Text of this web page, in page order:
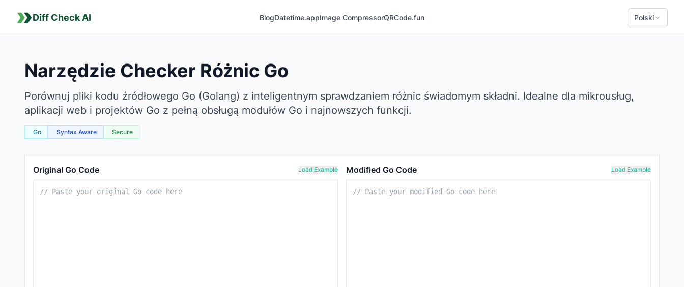
Diff Check AI BlogDatetime.appImage CompressorQRCode.fun Polski
Narzędzie Checker Różnic Go
Porównuj pliki kodu źródłowego Go (Golang) z inteligentnym sprawdzaniem różnic świadomym składni. Idealne dla mikrousług,
aplikacji web i projektów Go z pełną obsługą modułów Go i najnowszych funkcji.
Go Syntax Aware Secure
Original Go Code
Load Example Modified Go Code Load Example